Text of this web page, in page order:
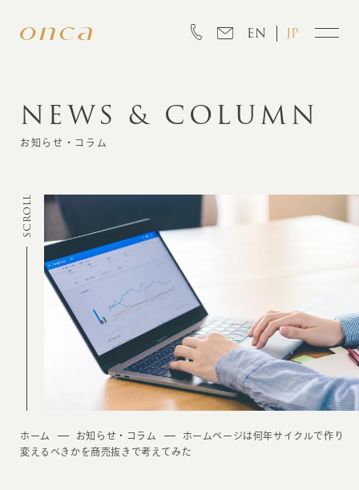
EN JP
INFORMATION
CREATION
MARKETING
NEWS & COLUMN
お知らせ・コラム
SCROLL
ホーム お知らせ・コラム
ホームページは何年サイクルで作り
変えるべきかを商売抜きで考えてみた